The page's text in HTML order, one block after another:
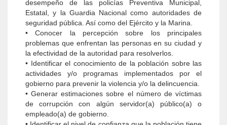
desempeño de las policías Preventiva Municipal,
Estatal, y la Guardia Nacional como autoridades de
seguridad pública. Así como del Ejército y la Marina.
• Conocer la percepción sobre los principales
problemas que enfrentan las personas en su ciudad y
la efectividad de la autoridad para resolverlos.
• Identificar el conocimiento de la población sobre las
actividades y/o programas implementados por el
gobierno para prevenir la violencia y/o la delincuencia.
• Generar estimaciones sobre el número de víctimas
de corrupción con algún servidor(a) público(a) o
empleado(a) de gobierno.